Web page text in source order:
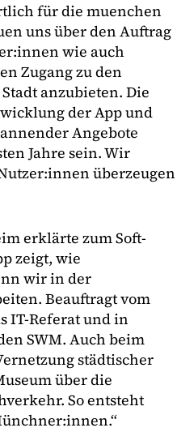
für die muenchen
uns über den Auftrag
wie auch
Zugang zu den
anzubieten. Die
der App und
Angebote
Jahre sein. Wir
überzeugen
erklärte zum Soft-
zeigt, wie
wir in der
Beauftragt vom
IT-Referat und in
SWM. Auch beim
städtischer
über die
So entsteht